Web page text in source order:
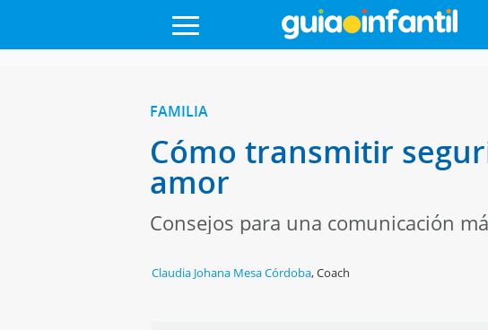
FAMILIA
Cómo transmitir
amor
Consejos para una comunicación
Claudia Johana Mesa Córdoba,Coach